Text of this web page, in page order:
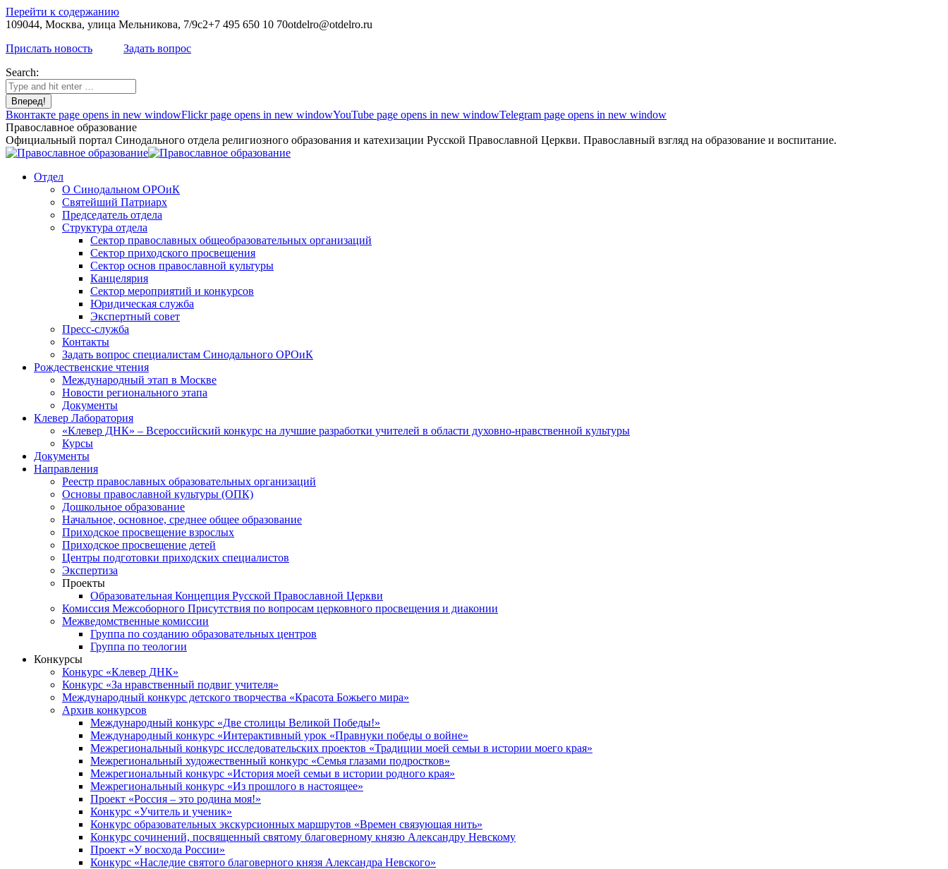
Перейти к содержанию
109044, Москва, улица Мельникова, 7/9с2+7 495 650 10 70otdelro@otdelro.ru
Прислать новость
Задать вопрос
Search:
Вконтакте page opens in new windowFlickr page opens in new windowYouTube page opens in new windowTelegram page opens in new window
Православное образование
Официальный портал Синодального отдела религиозного образования и катехизации Русской Православной Церкви. Православный взгляд на образование и воспитание.
Отдел
О Синодальном ОРОиК
Святейший Патриарх
Председатель отдела
Структура отдела
Сектор православных общеобразовательных организаций
Сектор приходского просвещения
Сектор основ православной культуры
Канцелярия
Сектор мероприятий и конкурсов
Юридическая служба
Экспертный совет
Пресс-служба
Контакты
Задать вопрос специалистам Синодального ОРОиК
Рождественские чтения
Международный этап в Москве
Новости регионального этапа
Документы
Клевер Лаборатория
«Клевер ДНК» – Всероссийский конкурс на лучшие разработки учителей в области духовно-нравственной культуры
Курсы
Документы
Направления
Реестр православных образовательных организаций
Основы православной культуры (ОПК)
Дошкольное образование
Начальное, основное, среднее общее образование
Приходское просвещение взрослых
Приходское просвещение детей
Центры подготовки приходских специалистов
Экспертиза
Проекты
Образовательная Концепция Русской Православной Церкви
Комиссия Межсоборного Присутствия по вопросам церковного просвещения и диаконии
Межведомственные комиссии
Группа по созданию образовательных центров
Группа по теологии
Конкурсы
Конкурс «Клевер ДНК»
Конкурс «За нравственный подвиг учителя»
Международный конкурс детского творчества «Красота Божьего мира»
Архив конкурсов
Международный конкурс «Две столицы Великой Победы!»
Международный конкурс «Интерактивный урок «Правнуки победы о войне»
Межрегиональный конкурс исследовательских проектов «Традиции моей семьи в истории моего края»
Межрегиональный художественный конкурс «Семья глазами подростков»
Межрегиональный конкурс «История моей семьи в истории родного края»
Межрегиональный конкурс «Из прошлого в настоящее»
Проект «Россия – это родина моя!»
Конкурс «Учитель и ученик»
Конкурс образовательных экскурсионных маршрутов «Времен связующая нить»
Конкурс сочинений, посвященный святому благоверному князю Александру Невскому
Проект «У восхода России»
Конкурс «Наследие святого благоверного князя Александра Невского»